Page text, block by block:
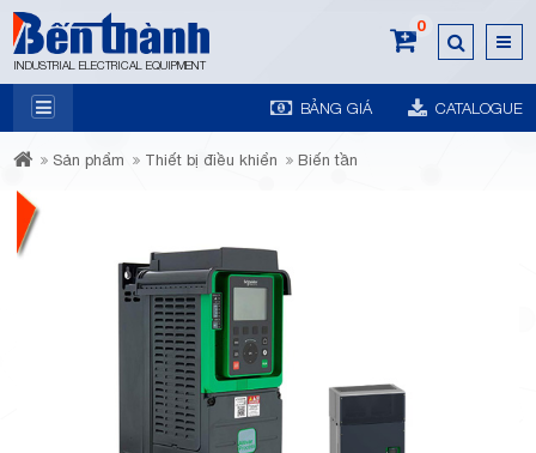
INDUSTRIAL ELECTRICAL EQUIPMENT
0
BẢNG GIÁ CATALOGUE
7A
Trương
Sản phẩm Thiết bị điều khiển Biến tần